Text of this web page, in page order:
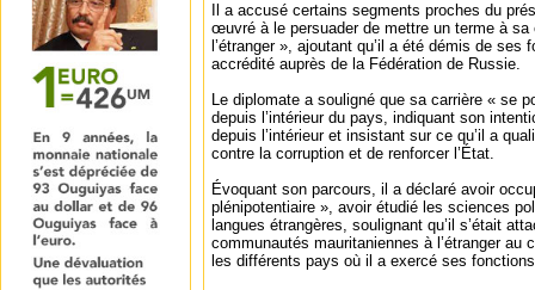
Il a accusé certains segments proches du
œuvré à le persuader de mettre un terme à sa
l’étranger », ajoutant qu’il a été démis de ses
accrédité auprès de la Fédération de Russie.
Le diplomate a souligné que sa carrière « se
depuis l’intérieur du pays, indiquant son
depuis l’intérieur et insistant sur ce qu’il a
contre la corruption et de renforcer l’État.
Évoquant son parcours, il a déclaré avoir
plénipotentiaire », avoir étudié les sciences
langues étrangères, soulignant qu’il s’était
communautés mauritaniennes à l’étranger au
les différents pays où il a exercé ses